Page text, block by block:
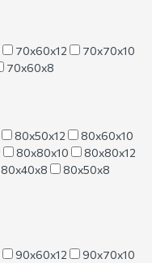
70х60х12
70х70х10
70х60х8
80х50х12
80х60х10
80х80х10
80х80х12
80х40х8
80х50х8
90х60х12
90х70х10